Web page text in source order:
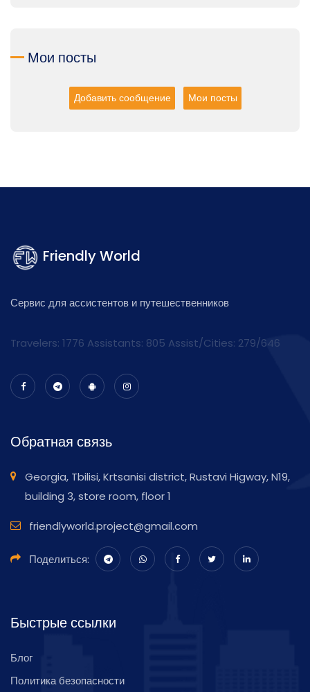
Мои посты
Добавить сообщение Мои посты
Friendly World
Сервис для ассистентов и путешественников
Travelers: 1776 Assistants: 805 Assist/Cities: 279/646
Обратная связь
Georgia, Tbilisi, Krtsanisi district, Rustavi Higway, N19,
building 3, store room, floor 1
friendlyworld.project@gmail.com
Поделиться:
Быстрые ссылки
Блог
Политика безопасности